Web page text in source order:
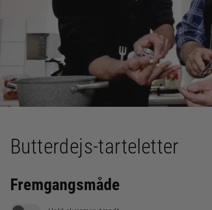
Butterdejs-tarteletter
Fremgangsmåde